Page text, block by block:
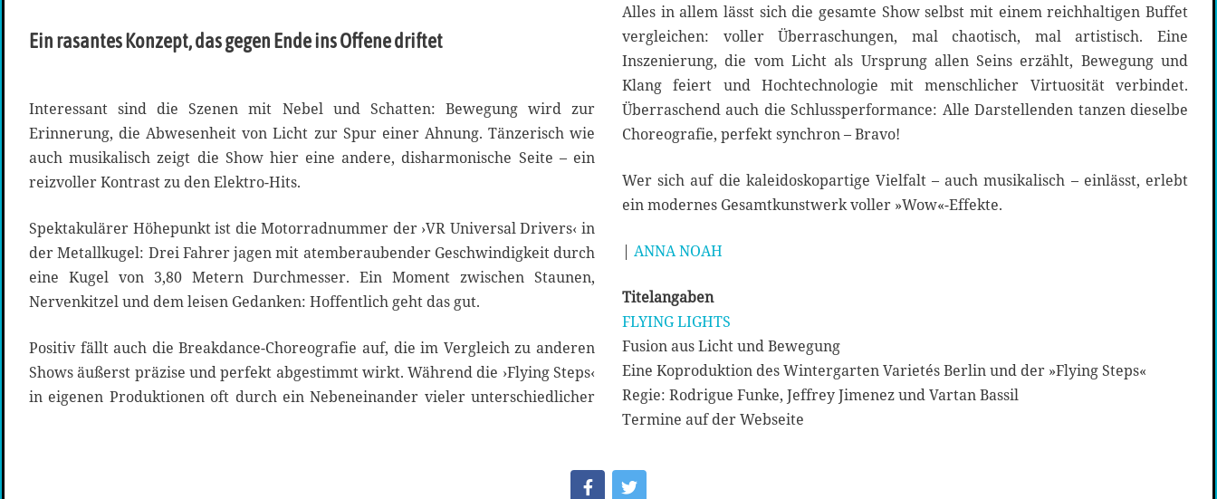
Ein rasantes Konzept, das gegen Ende ins Offene driftet
Interessant sind die Szenen mit Nebel und Schatten: Bewegung wird zur
Erinnerung, die Abwesenheit von Licht zur Spur einer Ahnung. Tänzerisch wie
auch musikalisch zeigt die Show hier eine andere, disharmonische Seite – ein
reizvoller Kontrast zu den Elektro-Hits.
Spektakulärer Höhepunkt ist die Motorradnummer der ›VR Universal Drivers‹ in
der Metallkugel: Drei Fahrer jagen mit atemberaubender Geschwindigkeit durch
eine Kugel von 3,80 Metern Durchmesser. Ein Moment zwischen Staunen,
Nervenkitzel und dem leisen Gedanken: Hoffentlich geht das gut.
Positiv fällt auch die Breakdance-Choreografie auf, die im Vergleich zu anderen
Shows äußerst präzise und perfekt abgestimmt wirkt. Während die ›Flying Steps‹
in eigenen Produktionen oft durch ein Nebeneinander vieler unterschiedlicher
Alles in allem lässt sich die gesamte Show selbst mit einem reichhaltigen Buffet
vergleichen: voller Überraschungen, mal chaotisch, mal artistisch. Eine
Inszenierung, die vom Licht als Ursprung allen Seins erzählt, Bewegung und
Klang feiert und Hochtechnologie mit menschlicher Virtuosität verbindet.
Überraschend auch die Schlussperformance: Alle Darstellenden tanzen dieselbe
Choreografie, perfekt synchron – Bravo!
Wer sich auf die kaleidoskopartige Vielfalt – auch musikalisch – einlässt, erlebt
ein modernes Gesamtkunstwerk voller »Wow«-Effekte.
| ANNA NOAH
Titelangaben
FLYING LIGHTS
Fusion aus Licht und Bewegung
Eine Koproduktion des Wintergarten Varietés Berlin und der »Flying Steps«
Regie: Rodrigue Funke, Jeffrey Jimenez und Vartan Bassil
Termine auf der Webseite